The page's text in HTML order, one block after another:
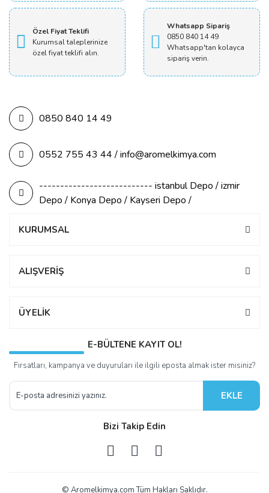
Özel Fiyat Teklifi
Kurumsal taleplerinize
özel fiyat teklifi alın.
Whatsapp Sipariş
0850 840 14 49
Whatsapp'tan kolayca
sipariş verin.
0850 840 14 49
0552 755 43 44 / info@aromelkimya.com
--------------------------- istanbul Depo / izmir
Depo / Konya Depo / Kayseri Depo /
KURUMSAL
ALIŞVERİŞ
ÜYELİK
E-BÜLTENE KAYIT OL!
Fırsatları, kampanya ve duyuruları ile ilgili eposta almak ister misiniz?
EKLE
Bizi Takip Edin
© Aromelkimya.com Tüm Hakları Saklıdır.